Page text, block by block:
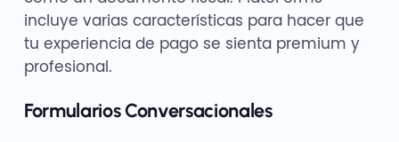
incluye varias características para hacer que
tu experiencia de pago se sienta premium y
profesional.
Formularios Conversacionales